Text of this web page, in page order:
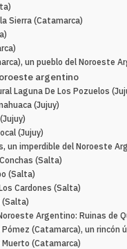
Sierra (Catamarca)
un pueblo del Noroeste
argentino
Laguna De Los Pozuelos
(Jujuy)
(Jujuy)
un imperdible del Noroeste
(Salta)
(Salta)
Cardones (Salta)
(Salta)
Argentino: Ruinas de
Pómez (Catamarca), un rincón
Muerto (Catamarca)